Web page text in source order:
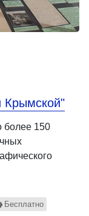
Крымской"
более 150
Бесплатно